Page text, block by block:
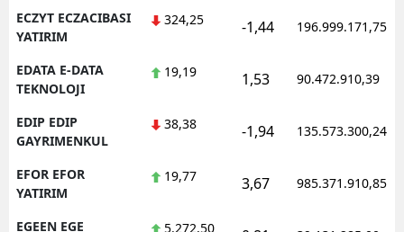
ECZYT ECZACIBASI
YATIRIM
324,25 -1,44 196.999.171,75
EDATA E-DATA
TEKNOLOJI
19,19 1,53 90.472.910,39
EDIP EDIP
GAYRIMENKUL
38,38 -1,94 135.573.300,24
EFOR EFOR
YATIRIM
19,77 3,67 985.371.910,85
EGEEN EGE
5.272,50